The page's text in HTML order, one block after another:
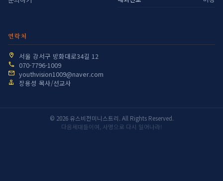
연락처
서울 강서구 방화대로34길 12
070-7796-1009
youthvision1009@naver.com
장용성 목사/선교사
© 2026 유스비전미니스트리. All Rights Reserved.
다음세대들이여, 사명으로 다시 일어나라!